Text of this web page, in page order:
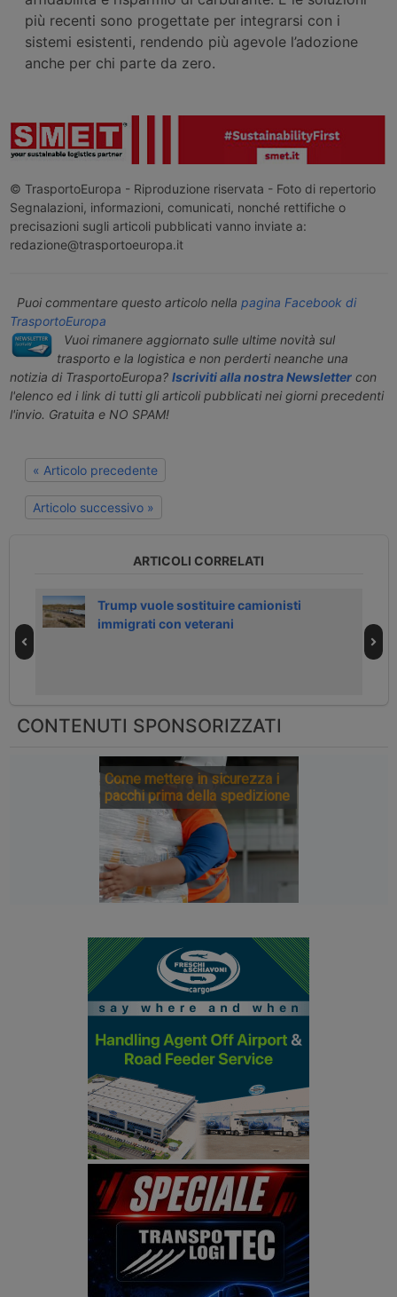
più recenti sono progettate per integrarsi con i
sistemi esistenti, rendendo più agevole l’adozione
anche per chi parte da zero.
© TrasportoEuropa - Riproduzione riservata - Foto di repertorio
Segnalazioni, informazioni, comunicati, nonché rettifiche o
precisazioni sugli articoli pubblicati vanno inviate a:
redazione@trasportoeuropa.it
Puoi commentare questo articolo nella pagina Facebook di
TrasportoEuropa
Vuoi rimanere aggiornato sulle ultime novità sul
trasporto e la logistica e non perderti neanche una
notizia di TrasportoEuropa? Iscriviti alla nostra Newslettercon
l'elenco ed i link di tutti gli articoli pubblicati nei giorni precedenti
l'invio. Gratuita e NO SPAM!
« Articolo precedente
Articolo successivo »
ARTICOLI CORRELATI
Trump vuole sostituire camionisti
immigrati con veterani
CONTENUTI SPONSORIZZATI
Come mettere in sicurezza i
pacchi prima della spedizione